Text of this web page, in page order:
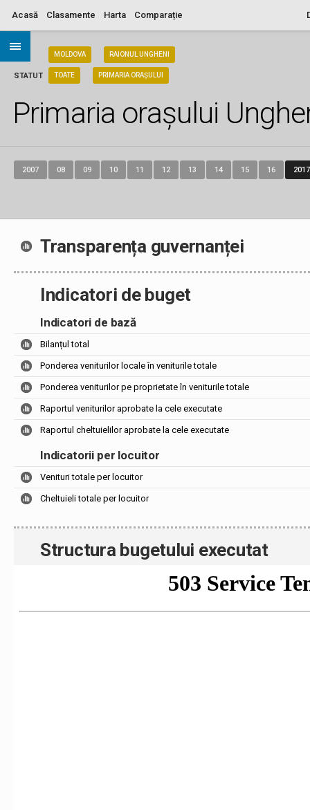
Acasă Clasamente Harta Comparație
STATUT
MOLDOVA RAIONUL UNGHENI
TOATE PRIMARIA ORAȘULUI
Primaria orașului
2007 08 09 10 11 12 13 14 15 16 2017
Transparența guvernanței
Indicatori de buget
Indicatori de bază
Bilanțul total
Ponderea veniturilor locale în veniturile totale
Ponderea veniturilor pe proprietate în veniturile totale
Raportul veniturilor aprobate la cele executate
Raportul cheltuielilor aprobate la cele executate
Indicatorii per locuitor
Venituri totale per locuitor
Cheltuieli totale per locuitor
Structura bugetului executat